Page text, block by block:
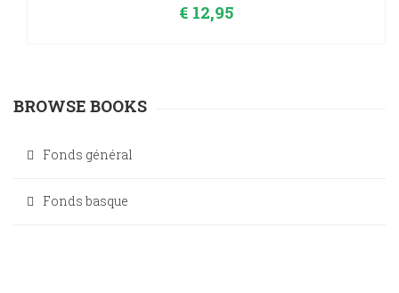
€ 12,95
BROWSE BOOKS
Fonds général
Fonds basque